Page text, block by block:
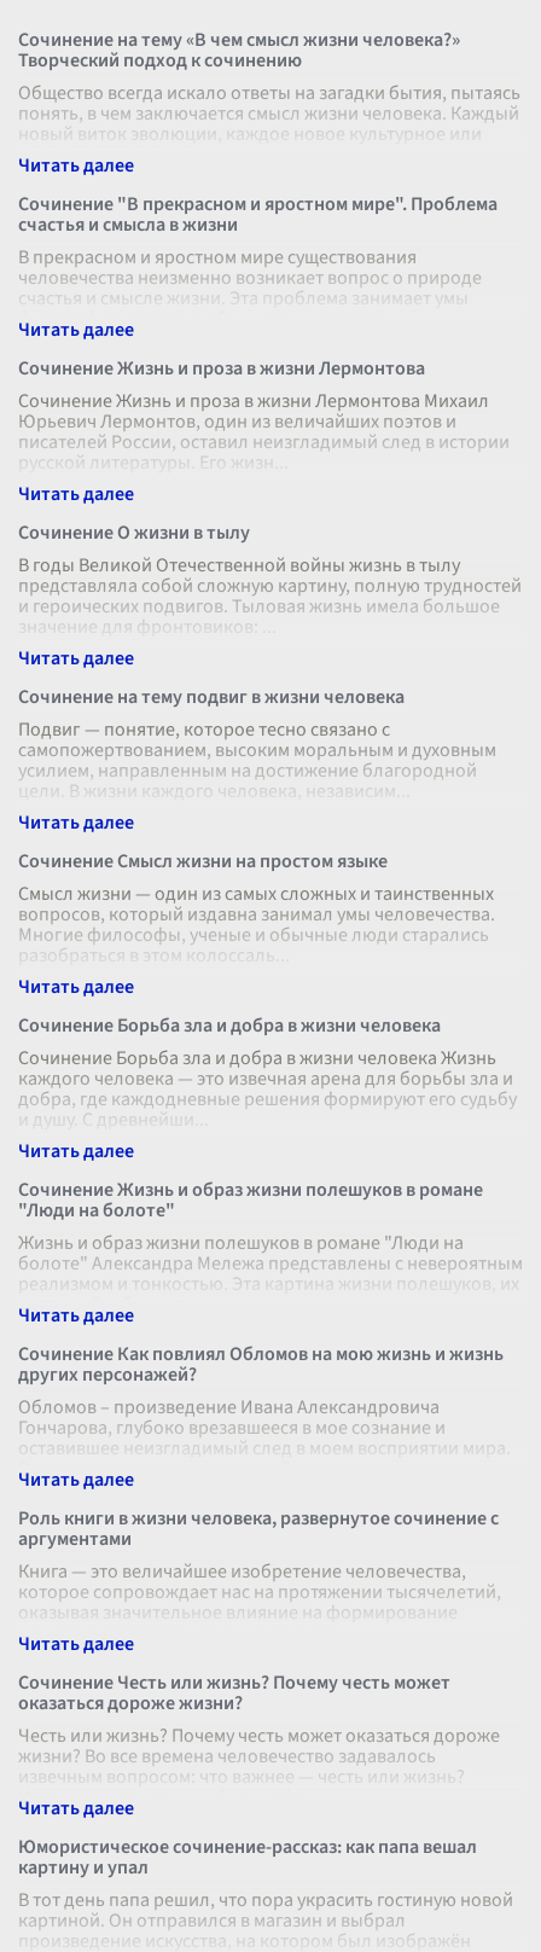
Сочинение на тему «В чем смысл жизни человека?»
Творческий подход к сочинению
Общество всегда искало ответы на загадки бытия, пытаясь
понять, в чем заключается смысл жизни человека. Каждый
новый виток эволюции, каждое новое культурное или
научное достижение
Сочинение "В прекрасном и яростном мире". Проблема
счастья и смысла в жизни
В прекрасном и яростном мире существования
человечества неизменно возникает вопрос о природе
счастья и смысле жизни. Эта проблема занимает умы
философов, поэтов и обыкновенных люде
Сочинение Жизнь и проза в жизни Лермонтова
Сочинение Жизнь и проза в жизни Лермонтова Михаил
Юрьевич Лермонтов, один из величайших поэтов и
писателей России, оставил неизгладимый след в истории
русской литературы. Его жизн
Сочинение О жизни в тылу
В годы Великой Отечественной войны жизнь в тылу
представляла собой сложную картину, полную трудностей
и героических подвигов. Тыловая жизнь имела большое
значение для фронтовиков:
Сочинение на тему подвиг в жизни человека
Подвиг — понятие, которое тесно связано с
самопожертвованием, высоким моральным и духовным
усилием, направленным на достижение благородной
цели. В жизни каждого человека, независим
Сочинение Смысл жизни на простом языке
Смысл жизни — один из самых сложных и таинственных
вопросов, который издавна занимал умы человечества.
Многие философы, ученые и обычные люди старались
разобраться в этом колоссаль
Сочинение Борьба зла и добра в жизни человека
Сочинение Борьба зла и добра в жизни человека Жизнь
каждого человека — это извечная арена для борьбы зла и
добра, где каждодневные решения формируют его судьбу
и душу. С древнейши
Сочинение Жизнь и образ жизни полешуков в романе
"Люди на болоте"
Жизнь и образ жизни полешуков в романе "Люди на
болоте" Александра Мележа представлены с невероятным
реализмом и тонкостью. Эта картина жизни полешуков, их
традиций, обычаев и само
Сочинение Как повлиял Обломов на мою жизнь и жизнь
других персонажей?
Обломов – произведение Ивана Александровича
Гончарова, глубоко врезавшееся в мое сознание и
оставившее неизгладимый след в моем восприятии мира.
Эта книга открыла передо мной новые
Роль книги в жизни человека, развернутое сочинение с
аргументами
Книга — это величайшее изобретение человечества,
которое сопровождает нас на протяжении тысячелетий,
оказывая значительное влияние на формирование
нашего мировоззрения и культурног
Сочинение Честь или жизнь? Почему честь может
оказаться дороже жизни?
Честь или жизнь? Почему честь может оказаться дороже
жизни? Во все времена человечество задавалось
извечным вопросом: что важнее — честь или жизнь?
История, литература и философск
Юмористическое сочинение-рассказ: как папа вешал
картину и упал
В тот день папа решил, что пора украсить гостиную новой
картиной. Он отправился в магазин и выбрал
произведение искусства, на котором был изображён